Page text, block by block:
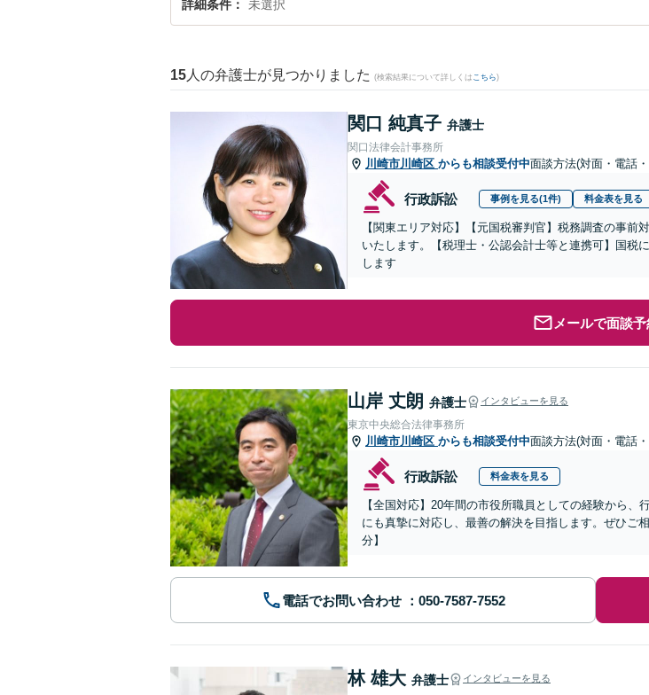
詳細条件 未選択
15 人の弁護士が見つかりました (検索結果について詳しくは こちら)
関口 純真子 弁護士
関口法律会計事務所
川崎市川崎区 からも相談受付中面談方法(対面・電話
行政訴訟 事例を見る(1件) 料金表を見る
【関東エリア対応】【元国税審判官】税務調査の事
いたします。【税理士・公認会計士等と連携可】国税
します
メールで面談
山岸 丈朗 弁護士 インタビューを見る
東京中央総合法律事務所
川崎市川崎区 からも相談受付中面談方法(対面・電話
行政訴訟 料金表を見る
【全国対応】20年間の市役所職員としての経験から
にも真摯に対応し、最善の解決を目指します。ぜひご
分】
電話でお問い合わせ
林 雄大 弁護士 インタビューを見る